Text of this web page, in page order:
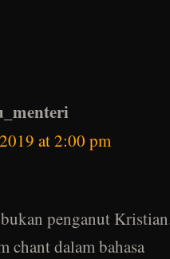
at 2:00 pm
penganut
chant dalam bahasa